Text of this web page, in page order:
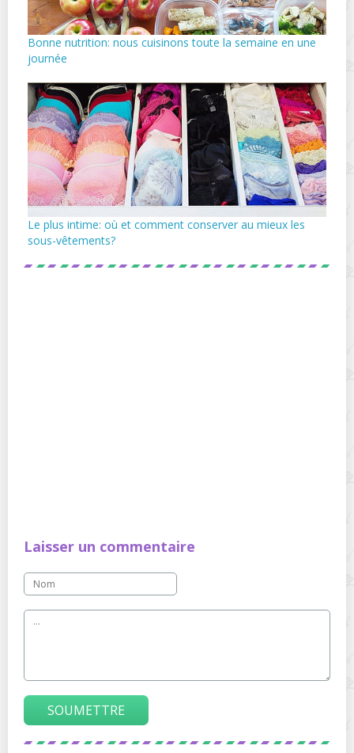
Bonne nutrition: nous cuisinons toute la semaine en une
journée
Le plus intime: où et comment conserver au mieux les
sous-vêtements?
Laisser un commentaire
SOUMETTRE